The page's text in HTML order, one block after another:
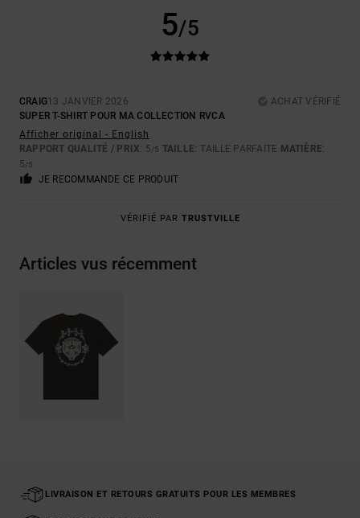
5/5
CRAIG13 JANVIER 2026
ACHAT VÉRIFIÉ
SUPER T-SHIRT POUR MA COLLECTION RVCA
Afficher original - English
RAPPORT QUALITÉ / PRIX: 5/5 TAILLE: TAILLE PARFAITE MATIÈRE:
5/5
JE RECOMMANDE CE PRODUIT
VÉRIFIÉ PAR TRUSTVILLE
Articles vus récemment
LIVRAISON ET RETOURS GRATUITS POUR LES MEMBRES